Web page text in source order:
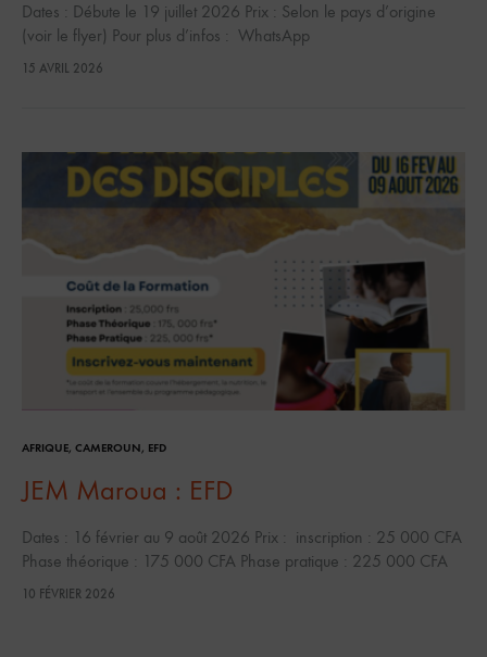
Dates : Débute le 19 juillet 2026 Prix : Selon le pays d’origine
(voir le flyer) Pour plus d’infos : WhatsApp
15 AVRIL 2026
AFRIQUE, CAMEROUN, EFD
JEM Maroua : EFD
Dates : 16 février au 9 août 2026 Prix : inscription : 25 000 CFA
Phase théorique : 175 000 CFA Phase pratique : 225 000 CFA
Pour plus d’info…
10 FÉVRIER 2026